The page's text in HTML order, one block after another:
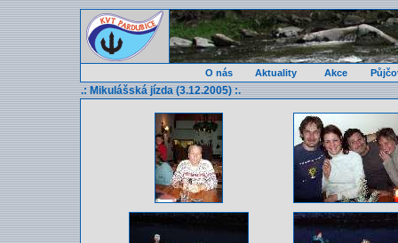
.: Mikulášská jízda (3.12.2005) :.
O nás Aktuality Akce